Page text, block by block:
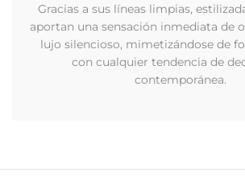
Gracias a sus líneas limpias,
aportan una sensación inmediata de
lujo silencioso, mimetizándose de
con cualquier tendencia de
contemporánea.